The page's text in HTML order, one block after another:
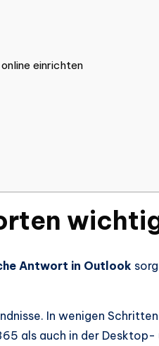
einrichten
Antwort in Outlook
In wenigen
als auch in der Desktop-